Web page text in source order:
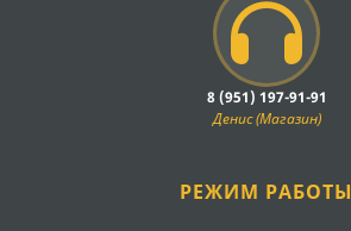
8 (951) 197-91-91
Денис (Магазин)
РЕЖИМ РАБОТЫ